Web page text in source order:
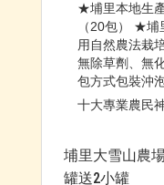
★埔里本地生
（20包） ★
用自然農法栽
無除草劑、無
包方式包裝沖
十大專業農民
埔里大雪山農
罐送2小罐